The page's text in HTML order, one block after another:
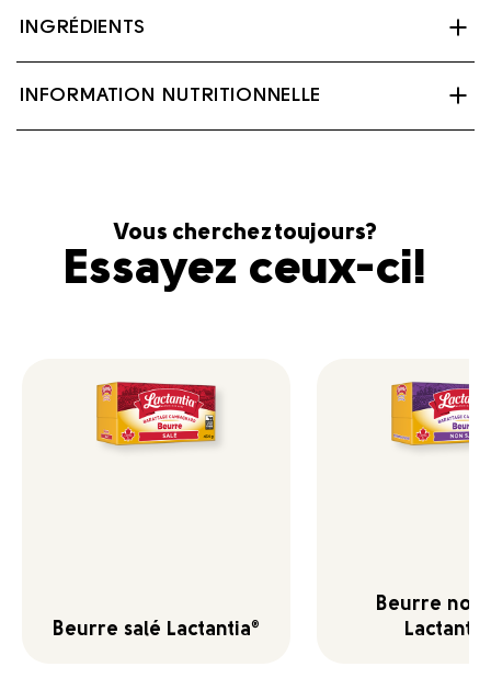
INGRÉDIENTS
Crème, Sel, Culture bactérienne.
INFORMATION NUTRITIONNELLE
Vous cherchez toujours?
Essayez ceux-ci!
Beurre salé Lactantia®
Beurre non
Lactantia